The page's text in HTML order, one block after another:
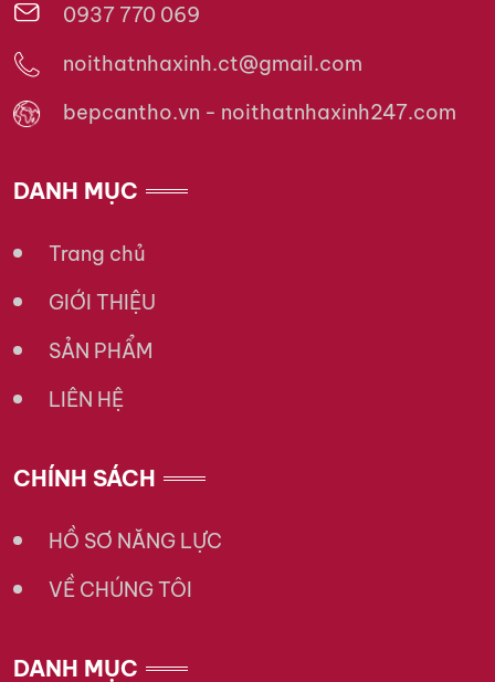
0937 770 069
noithatnhaxinh.ct@gmail.com
bepcantho.vn - noithatnhaxinh247.com
DANH MỤC
Trang chủ
GIỚI THIỆU
SẢN PHẨM
LIÊN HỆ
CHÍNH SÁCH
HỒ SƠ NĂNG LỰC
VỀ CHÚNG TÔI
DANH MỤC